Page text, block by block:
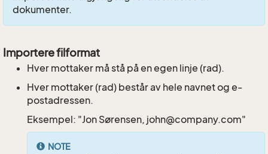
dokumenter.
Importere filformat
Hver mottaker må stå på en egen linje (rad).
Hver mottaker (rad) består av hele navnet og e-
postadressen.
Eksempel: "Jon Sørensen, john@company.com"
NOTE